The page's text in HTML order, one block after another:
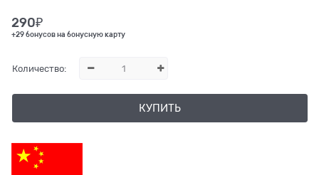
290₽
+29 бонусов на бонусную карту
Количество:
КУПИТЬ